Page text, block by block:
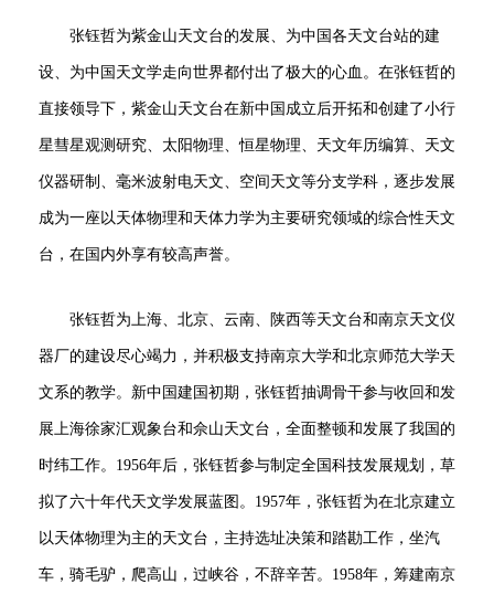
张钰哲为紫金山天文台的发展、为中国各天文台站的建
设、为中国天文学走向世界都付出了极大的心血。在张钰哲的
直接领导下，紫金山天文台在新中国成立后开拓和创建了小行
星彗星观测研究、太阳物理、恒星物理、天文年历编算、天文
仪器研制、毫米波射电天文、空间天文等分支学科，逐步发展
成为一座以天体物理和天体力学为主要研究领域的综合性天文
台，在国内外享有较高声誉。
张钰哲为上海、北京、云南、陕西等天文台和南京天文仪
器厂的建设尽心竭力，并积极支持南京大学和北京师范大学天
文系的教学。新中国建国初期，张钰哲抽调骨干参与收回和发
展上海徐家汇观象台和佘山天文台，全面整顿和发展了我国的
时纬工作。1956年后，张钰哲参与制定全国科技发展规划，草
拟了六十年代天文学发展蓝图。1957年，张钰哲为在北京建立
以天体物理为主的天文台，主持选址决策和踏勘工作，坐汽
车，骑毛驴，爬高山，过峡谷，不辞辛苦。1958年，筹建南京